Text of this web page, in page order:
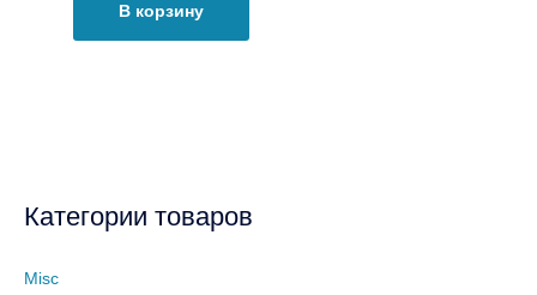
Категории товаров
Misc
В корзину